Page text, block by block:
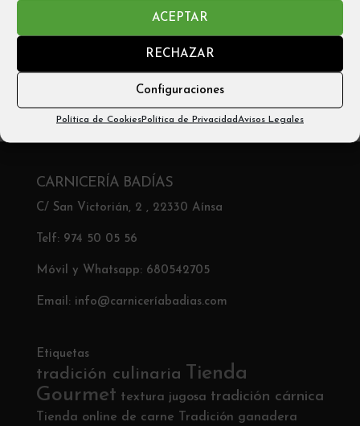
ACEPTAR
RECHAZAR
Configuraciones
Política de CookiesPolítica de PrivacidadAvisos Legales
EMBUTIDOS ARTESANOS CHORIZO
FRESCO – AINSA (2 Piezas 900gr aprox)
Añadir al carrito
CARNICERÍA BADÍAS
C/ San Victorián, 2 , 22330 Aínsa
Telf: 974 50 05 56
Móvil y Whatsapp: 680542705
Email: info@carniceríabadias.com
Etiquetas
tradición culinaria
Tienda
Gourmet textura jugosa tradición cárnica
Tienda online de carne Tradición ganadera